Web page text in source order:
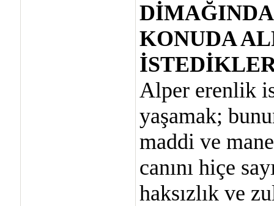
KONUDA
Alper erenlik
yaşamak;
maddi ve
canını hiçe
haksızlık ve